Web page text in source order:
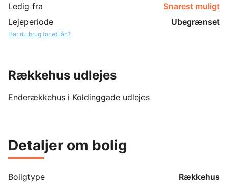
Ledig fra
Snarest muligt
Lejeperiode
Ubegrænset
Har du brug for et lån?
Rækkehus udlejes
Enderækkehus i Koldinggade udlejes
Detaljer om bolig
Boligtype
Rækkehus